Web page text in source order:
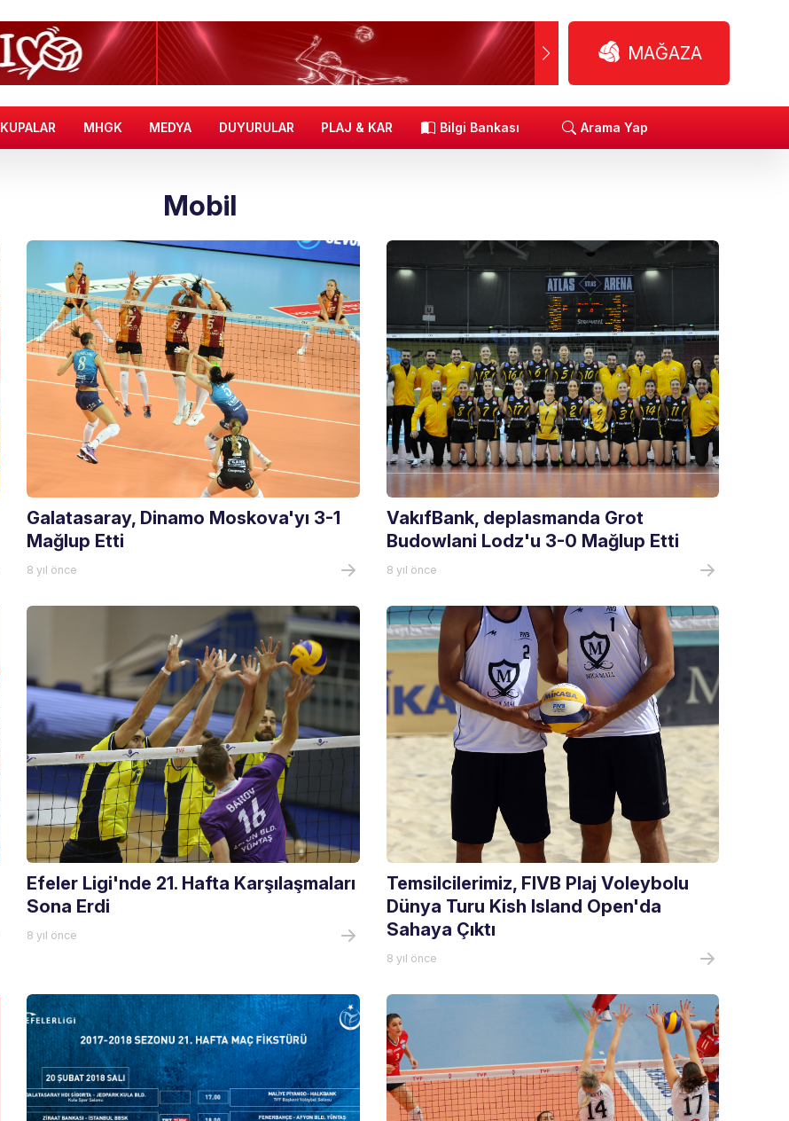
MAĞAZA
KUPALAR MHGK MEDYA DUYURULAR PLAJ & KAR Bilgi Bankası Arama Yap
Mobil
Galatasaray, Dinamo Moskova'yı 3-1
Mağlup Etti
8 yıl önce
VakıfBank, deplasmanda Grot
Budowlani Lodz'u 3-0 Mağlup Etti
8 yıl önce
Efeler Ligi'nde 21. Hafta Karşılaşmaları
Sona Erdi
8 yıl önce
Temsilcilerimiz, FIVB Plaj Voleybolu
Dünya Turu Kish Island Open'da
Sahaya Çıktı
8 yıl önce